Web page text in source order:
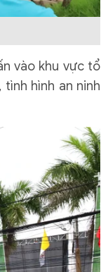
vào khu vực tổ
hình an ninh